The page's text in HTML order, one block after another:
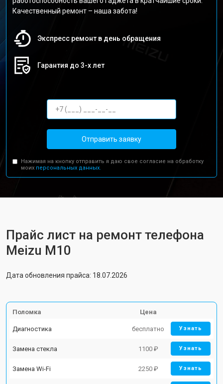
Качественный ремонт – наша забота!
Экспресс ремонт в день обращения
Гарантия до 3-х лет
Отправить заявку
Нажимая на кнопку отправить я даю свое согласие на обработку
моих персональных данных.
Прайс лист на ремонт телефона
Meizu M10
Дата обновления прайса: 18.07.2026
Поломка Цена
Диагностика бесплатно Узнать
Замена стекла 1100 ₽ Узнать
Замена Wi-Fi 2250 ₽ Узнать